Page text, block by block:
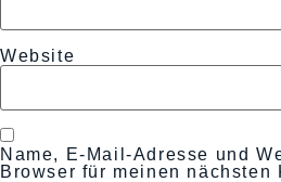
Website
Name, E-Mail-Adresse und
Browser für meinen nächsten